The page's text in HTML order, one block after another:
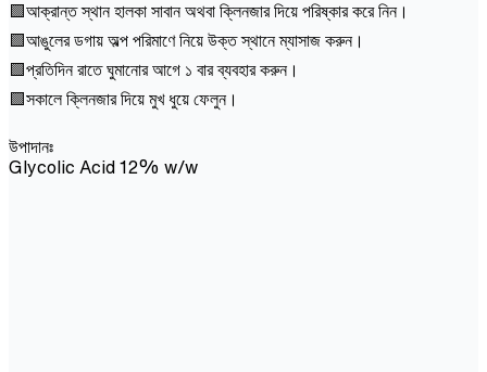
🟩আক্রান্ত স্থান হালকা সাবান অথবা ক্লিনজার দিয়ে পরিষ্কার করে নিন।
🟩আঙুলের ডগায় অল্প পরিমাণে নিয়ে উক্ত স্থানে ম্যাসাজ করুন।
🟩প্রতিদিন রাতে ঘুমানোর আগে ১ বার ব্যবহার করুন।
🟩সকালে ক্লিনজার দিয়ে মুখ ধুয়ে ফেলুন।
উপাদানঃ
Glycolic Acid 12% w/w